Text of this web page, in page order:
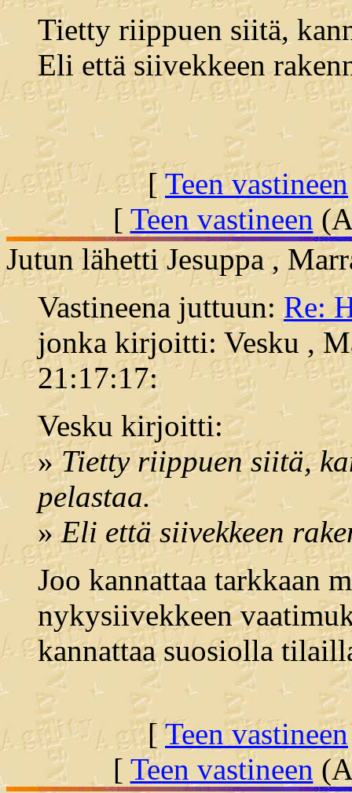
Tietty riippuen siitä,
Eli että siivekkeen
[ Teen vastineen
[ Teen vastineen
Jutun lähetti Jesuppa ,
Vastineena juttuun: Re:
jonka kirjoitti: Vesku ,
21:17:17:
Vesku kirjoitti:
»Tietty riippuen siitä,
pelastaa.
»Eli että siivekkeen
Joo kannattaa tarkkaan
nykysiivekkeen
kannattaa suosiolla
[Teen vastineen
[ Teen vastineen